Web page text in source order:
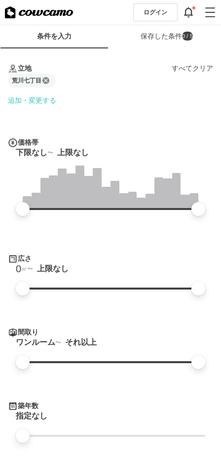
ログイン
条
条件を入力 保存した条件0 / 5
立地 すべてクリア
荒川七丁目
追加・変更する
価格帯
下限なし 上限なし
広さ
0㎡ 上限なし
間取り
ワンルーム それ以上
築年数
指定なし